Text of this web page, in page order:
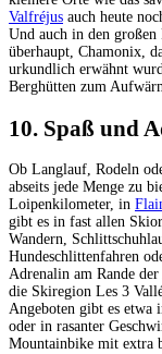
Valfréjus auch heute
Und auch in den großen
überhaupt, Chamonix,
urkundlich erwähnt
Berghütten zum
10. Spaß und
Ob Langlauf, Rodeln
abseits jede Menge zu
Loipenkilometer, in
gibt es in fast allen
Wandern,
Hundeschlittenfahren
Adrenalin am Rande
die Skiregion Les 3
Angeboten gibt es
oder in rasanter
Mountainbike mit extra